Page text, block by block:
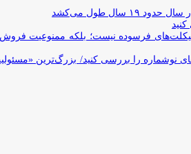
فرسوده نیست؛ بلکه ممنوعیت فروش
نوشماره را بررسی کنید/ بزرگ‌ترین